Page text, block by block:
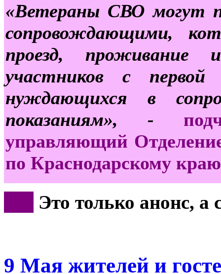
«Ветераны СВО могут
сопровождающими,
проезд,
участников с первой
нуждающихся в
показаниям», -
управляющий
по Краснодарскому краю
Это только анонс,
9 Мая жителей и